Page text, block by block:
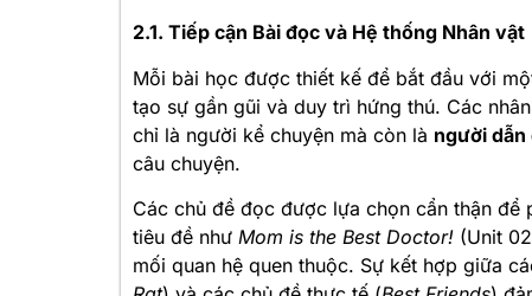
2.1. Tiếp cận Bài đọc và Hệ thống Nhân vật
Mỗi bài học được thiết kế để bắt đầu với
tạo sự gần gũi và duy trì hứng thú. Các
chỉ là người kể chuyện mà còn là người dẫn
câu chuyện.
Các chủ đề đọc được lựa chọn cẩn thận
tiêu đề như Mom is the Best Doctor! (Unit
mối quan hệ quen thuộc. Sự kết hợp giữa